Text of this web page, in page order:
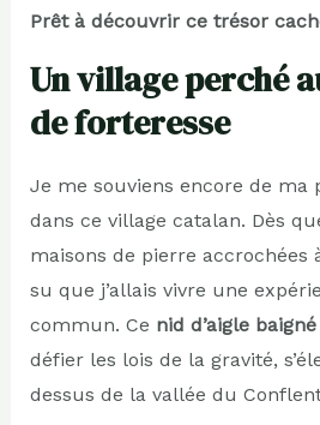
Prêt à découvrir ce trésor
Un village perché
de forteresse
Je me souviens encore de ma
dans ce village catalan. Dès
maisons de pierre accrochées
su que j’allais vivre une
commun. Ce nid d’aigle
défier les lois de la gravité,
dessus de la vallée du